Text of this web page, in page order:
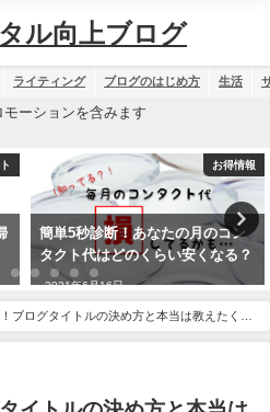
ル向上ブログ
ライティング ブログのはじめ方 生活
モーションを含みます
お得情報
簡単5秒診断！あなたの月のコン
タクト代はどのくらい安くなる？
2021年6月16日
ブログタイトルの決め方と本当は教えたくな